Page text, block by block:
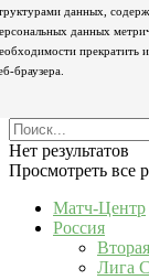
данных,
данных
прекратить
браузера.
Нет результатов
Просмотреть все
Матч-Центр
Россия
Лига